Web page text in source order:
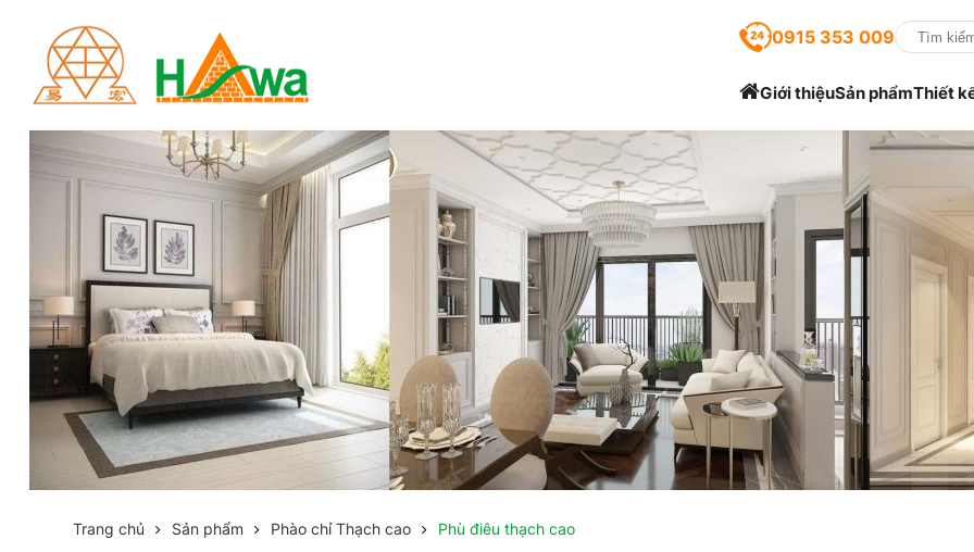
0915 353 009
Giới thiệuSản phẩmThiết
Trang chủ Sản phẩm Phào chỉ Thạch cao Phù điêu thạch cao